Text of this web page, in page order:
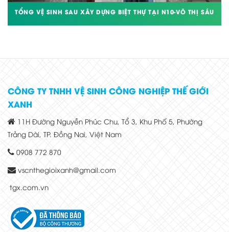
TỔNG VỆ SINH SAU XÂY DỰNG BIỆT THỰ TẠI N10-VÕ THỊ SÁU
CÔNG TY TNHH VỆ SINH CÔNG NGHIỆP THẾ GIỚI
XANH
11H Đường Nguyễn Phúc Chu, Tổ 3, Khu Phố 5, Phường
Trảng Dài, TP. Đồng Nai, Việt Nam
0908 772 870
vscnthegioixanh@gmail.com
tgx.com.vn